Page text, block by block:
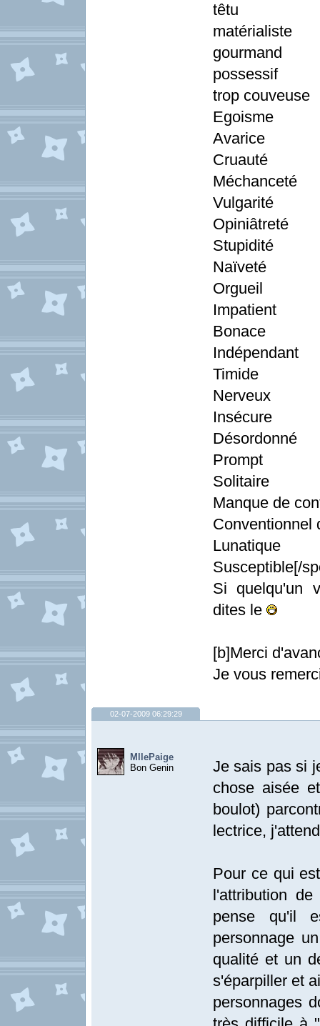
têtu
matérialiste
gourmand
possessif
trop couveuse
Egoisme
Avarice
Cruauté
Méchanceté
Vulgarité
Opiniâtreté
Stupidité
Naïveté
Orgueil
Impatient
Bonace
Indépendant
Timide
Nerveux
Insécure
Désordonné
Prompt
Solitaire
Manque de
Conventionnel
Lunatique
Susceptible[/
Si quelqu'un
dites le
[b]Merci
Je vous
02-07-2009 06:29:29
MllePaige
Bon Genin
Je sais pas si
chose aisée
boulot)
lectrice,
Pour ce qui
l'attribution
pense qu'il
personnage
qualité et un
s'éparpiller et
personnages